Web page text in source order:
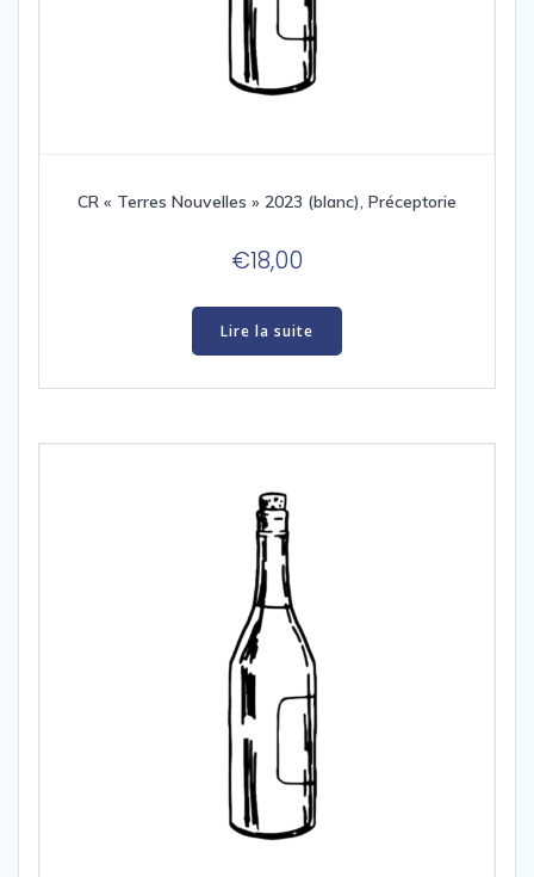
CR « Terres Nouvelles » 2023 (blanc), Préceptorie
€18,00
Lire la suite